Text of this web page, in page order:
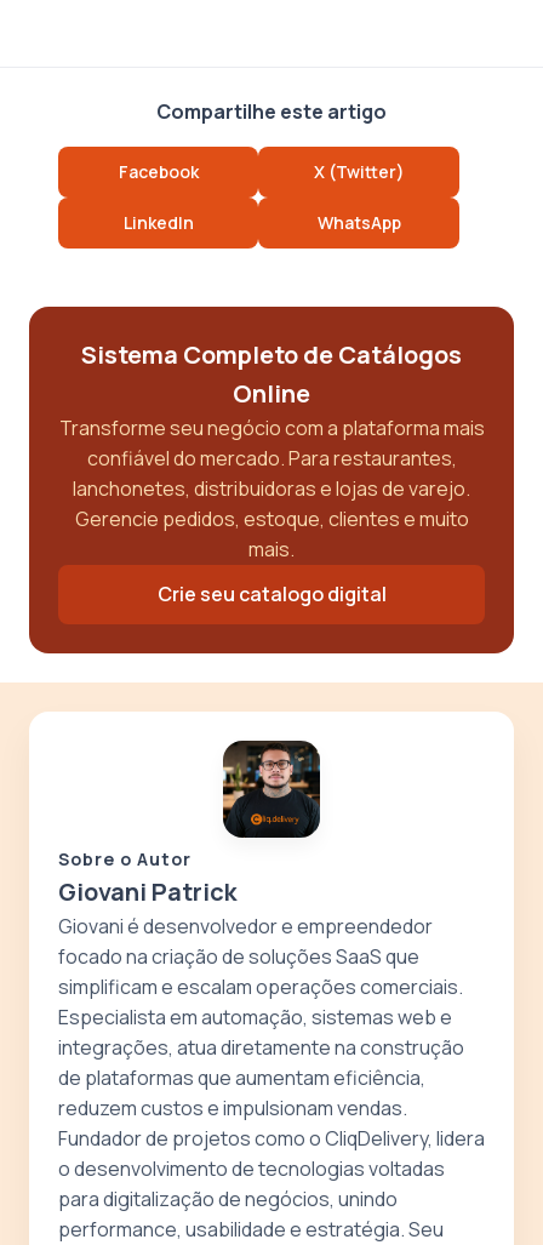
Compartilhe este artigo
Facebook X (Twitter)
LinkedIn WhatsApp
Sistema Completo de Catálogos
Online
Transforme seu negócio com a plataforma mais
confiável do mercado. Para restaurantes,
lanchonetes, distribuidoras e lojas de varejo.
Gerencie pedidos, estoque, clientes e muito
mais.
Crie seu catalogo digital
Sobre o Autor
Giovani Patrick
Giovani é desenvolvedor e empreendedor
focado na criação de soluções SaaS que
simplificam e escalam operações comerciais.
Especialista em automação, sistemas web e
integrações, atua diretamente na construção
de plataformas que aumentam eficiência,
reduzem custos e impulsionam vendas.
Fundador de projetos como o CliqDelivery, lidera
o desenvolvimento de tecnologias voltadas
para digitalização de negócios, unindo
performance, usabilidade e estratégia. Seu